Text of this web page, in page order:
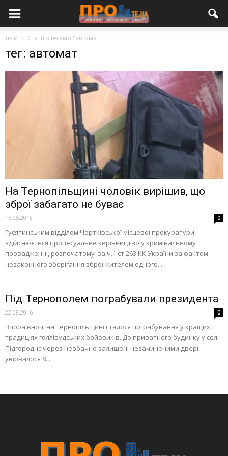
теги Статті з тегами "автомат"
тег: автомат
На Тернопільщині чоловік вирішив, що
зброї забагато не буває
15.05.2018 0
Гусятинським відділом Чортківської місцевої прокуратури
здійснюється процесуальне керівництво у кримінальному
провадженні, розпочатому за ч.1 ст.263 КК України за фактом
незаконного зберігання зброї жителем одного...
Під Тернополем пограбували президента
22.08.2016 0
Вчора вночі на Тернопільщині сталося пограбування у кращих
традиціях голлівудських бойовиків. До приватного будинку у селі
Підгороднє через необачно залишені незачиненими двері
увірвалося 8...